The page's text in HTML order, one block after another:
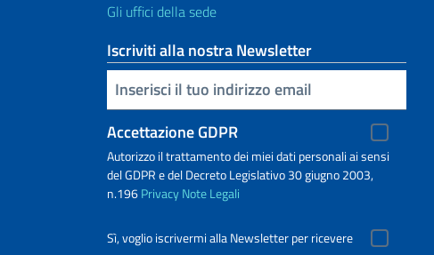
Gli uffici della sede
Iscriviti alla nostra Newsletter
Inserisci la tua email
Accettazione GDPR
Autorizzo il trattamento dei miei dati personali ai sensi
del GDPR e del Decreto Legislativo 30 giugno 2003,
n.196PrivacyNote Legali
Sì, voglio iscrivermi alla Newsletter per ricevere